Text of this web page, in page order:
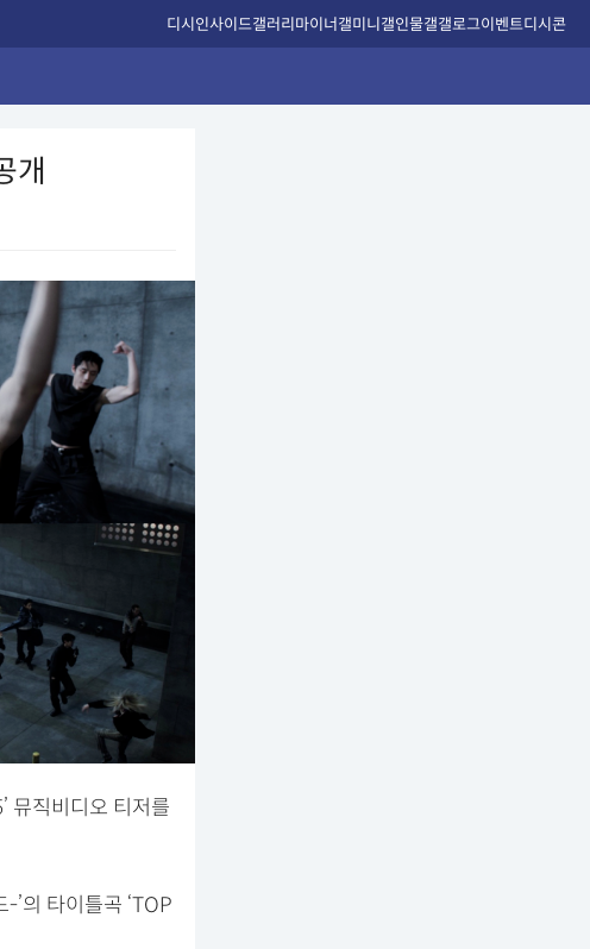
디시인사이드갤러리마이너갤미니갤인물갤갤로그이벤트디시콘
개
뮤직비디오 티저를
’의 타이틀곡 ‘TOP